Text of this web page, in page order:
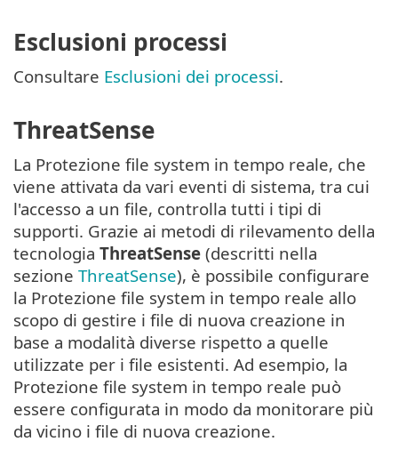
Esclusioni processi
Consultare Esclusioni dei processi.
ThreatSense
La Protezione file system in tempo reale, che
viene attivata da vari eventi di sistema, tra cui
l'accesso a un file, controlla tutti i tipi di
supporti. Grazie ai metodi di rilevamento della
tecnologia ThreatSense (descritti nella
sezione ThreatSense), è possibile configurare
la Protezione file system in tempo reale allo
scopo di gestire i file di nuova creazione in
base a modalità diverse rispetto a quelle
utilizzate per i file esistenti. Ad esempio, la
Protezione file system in tempo reale può
essere configurata in modo da monitorare più
da vicino i file di nuova creazione.